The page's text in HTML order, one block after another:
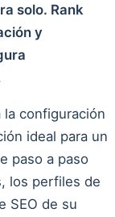
solo. Rank
y
la configuración
ideal para un
paso a paso
los perfiles de
SEO de su